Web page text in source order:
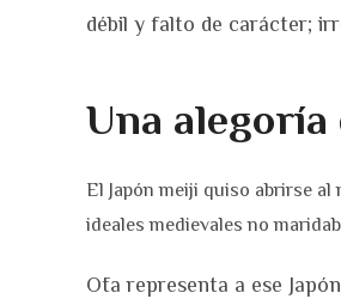
débil y falto de carácter;
Una alegoría
El Japón meiji quiso abrirse
ideales medievales no
Ōta representa a ese